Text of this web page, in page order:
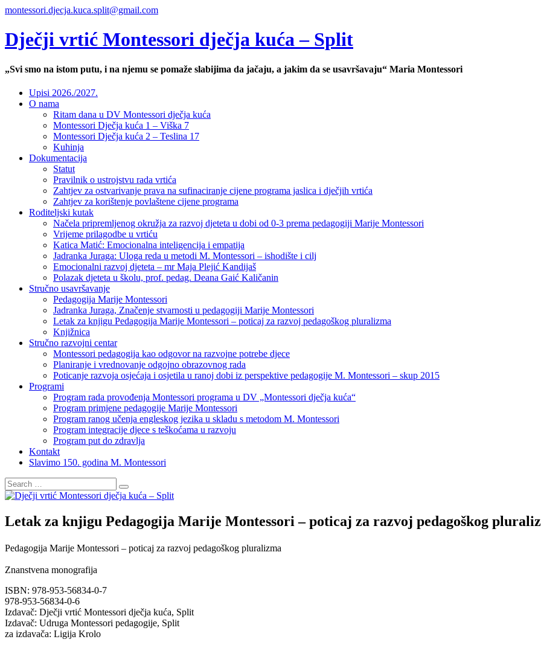
montessori.djecja.kuca.split@gmail.com
Dječji vrtić Montessori dječja kuća – Split
„Svi smo na istom putu, i na njemu se pomaže slabijima da jačaju, a jakim da se usavršavaju“ Maria Montessori
Upisi 2026./2027.
O nama
Ritam dana u DV Montessori dječja kuća
Montessori Dječja kuća 1 – Viška 7
Montessori Dječja kuća 2 – Teslina 17
Kuhinja
Dokumentacija
Statut
Pravilnik o ustrojstvu rada vrtića
Zahtjev za ostvarivanje prava na sufinaciranje cijene programa jaslica i dječjih vrtića
Zahtjev za korištenje povlaštene cijene programa
Roditeljski kutak
Načela pripremljenog okružja za razvoj djeteta u dobi od 0-3 prema pedagogiji Marije Montessori
Vrijeme prilagodbe u vrtiću
Katica Matić: Emocionalna inteligencija i empatija
Jadranka Juraga: Uloga reda u metodi M. Montessori – ishodište i cilj
Emocionalni razvoj djeteta – mr Maja Plejić Kandijaš
Polazak djeteta u školu, prof. pedag. Deana Gaić Kaličanin
Stručno usavršavanje
Pedagogija Marije Montessori
Jadranka Juraga, Značenje stvarnosti u pedagogiji Marije Montessori
Letak za knjigu Pedagogija Marije Montessori – poticaj za razvoj pedagoškog pluralizma
Knjižnica
Stručno razvojni centar
Montessori pedagogija kao odgovor na razvojne potrebe djece
Planiranje i vrednovanje odgojno obrazovnog rada
Poticanje razvoja osjećaja i osjetila u ranoj dobi iz perspektive pedagogije M. Montessori – skup 2015
Programi
Program rada provođenja Montessori programa u DV „Montessori dječja kuća“
Program primjene pedagogije Marije Montessori
Program ranog učenja engleskog jezika u skladu s metodom M. Montessori
Program integracije djece s teškoćama u razvoju
Program put do zdravlja
Kontakt
Slavimo 150. godina M. Montessori
Letak za knjigu Pedagogija Marije Montessori – poticaj za razvoj pedagoškog
Pedagogija Marije Montessori – poticaj za razvoj pedagoškog pluralizma
Znanstvena monografija
ISBN: 978-953-56834-0-7
978-953-56834-0-6
Izdavač: Dječji vrtić Montessori dječja kuća, Split
Izdavač: Udruga Montessori pedagogije, Split
za izdavača: Ligija Krolo